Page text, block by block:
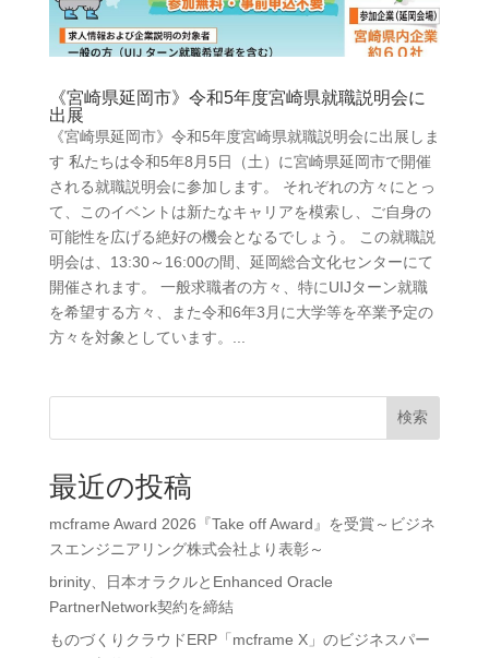
《宮崎県延岡市》令和5年度宮崎県就職説明会に
出展
《宮崎県延岡市》令和5年度宮崎県就職説明会に出展しま
す 私たちは令和5年8月5日（土）に宮崎県延岡市で開催
される就職説明会に参加します。 それぞれの方々にとっ
て、このイベントは新たなキャリアを模索し、ご自身の
可能性を広げる絶好の機会となるでしょう。 この就職説
明会は、13:30～16:00の間、延岡総合文化センターにて
開催されます。 一般求職者の方々、特にUIJターン就職
を希望する方々、また令和6年3月に大学等を卒業予定の
方々を対象としています。...
検索
最近の投稿
mcframe Award 2026『Take off Award』を受賞～ビジネ
スエンジニアリング株式会社より表彰～
brinity、日本オラクルとEnhanced Oracle
PartnerNetwork契約を締結
ものづくりクラウドERP「mcframe X」のビジネスパー